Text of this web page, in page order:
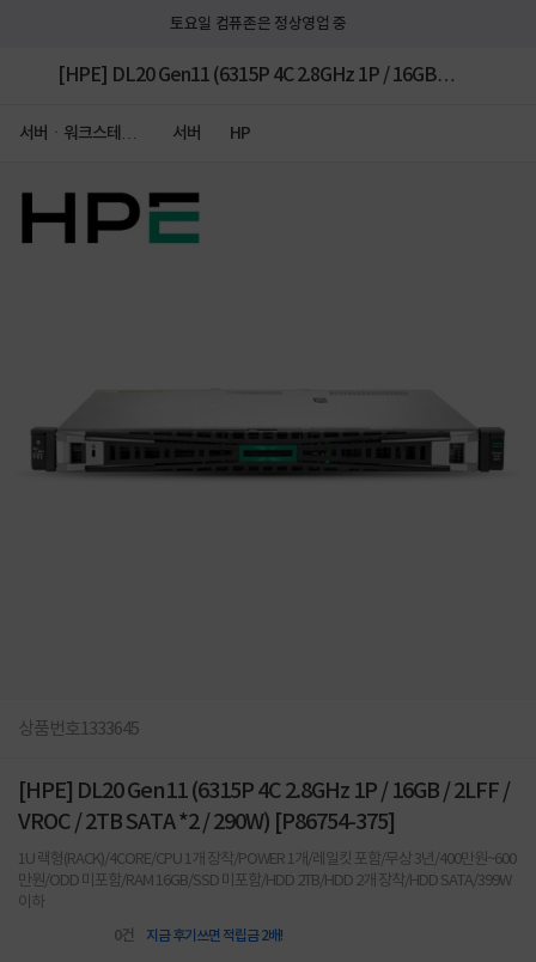
토요일 컴퓨존은 정상영업 중
[HPE] DL20 Gen11 (6315P 4C 2.8GHz 1P / 16GB /
서버ㆍ워크스테이
서버 HP
상품번호1333645
[HPE] DL20 Gen11 (6315P 4C 2.8GHz 1P / 16GB / 2LFF /
VROC / 2TB SATA *2 / 290W) [P86754-375]
1U 랙형(RACK)/4CORE/CPU 1개 장착/POWER 1개/레일킷 포함/무상 3년/400만원~600
만원/ODD 미포함/RAM 16GB/SSD 미포함/HDD 2TB/HDD 2개 장착/HDD SATA/399W
이하
0건 지금 후기쓰면 적립금 2배!